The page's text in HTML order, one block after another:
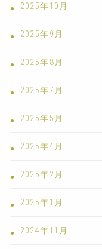
2025年10月
2025年9月
2025年8月
2025年7月
2025年5月
2025年4月
2025年2月
2025年1月
2024年11月